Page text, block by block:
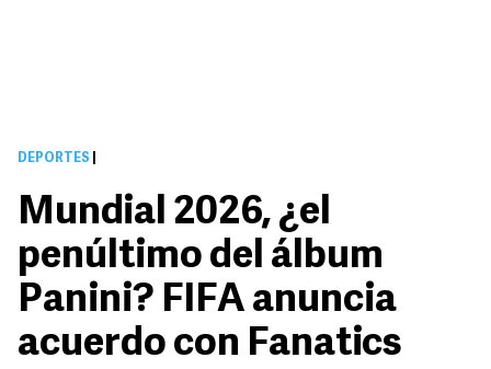
DEPORTES
Mundial 2026, ¿el
penúltimo del álbum
Panini? FIFA anuncia
acuerdo con Fanatics